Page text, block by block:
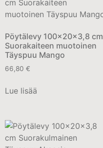
Pöytälevy 100x20x3,8 cm
Suorakaiteen muotoinen
Täyspuu Mango
66,80 €
Lue lisää